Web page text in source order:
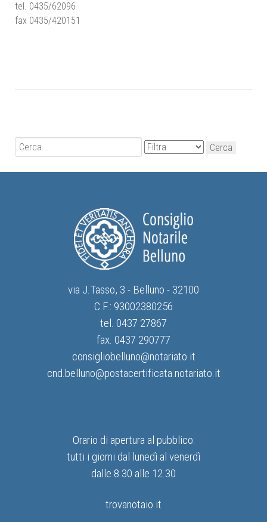
tel. 0435/62096
fax 0435/420151
via J.Tasso, 3 - Belluno - 32100
C.F.: 93002380256
tel. 0437 27867
fax. 0437 290777
consigliobelluno@notariato.it
cnd.belluno@postacertificata.notariato.it
Orario di apertura al pubblico:
tutti i giorni dal lunedì al venerdì
dalle 8.30 alle 12.30
trovanotaio.it